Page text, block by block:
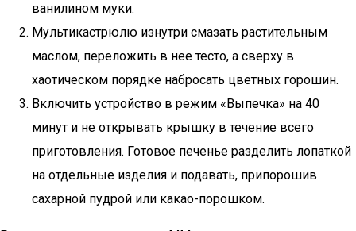
ванилином муки.
Мультикастрюлю изнутри смазать растительным
маслом, переложить в нее тесто, а сверху в
хаотическом порядке набросать цветных горошин.
Включить устройство в режим «Выпечка» на 40
минут и не открывать крышку в течение всего
приготовления. Готовое печенье разделить лопаткой
на отдельные изделия и подавать, припорошив
сахарной пудрой или какао-порошком.